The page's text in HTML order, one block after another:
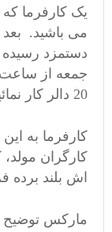
یک کارفرما
می باشید. بعد
دستمزد رسیده
20 دالر کار نمائید.
کارفرما به
کارگران
اش بلند برده
مارکس توضیح